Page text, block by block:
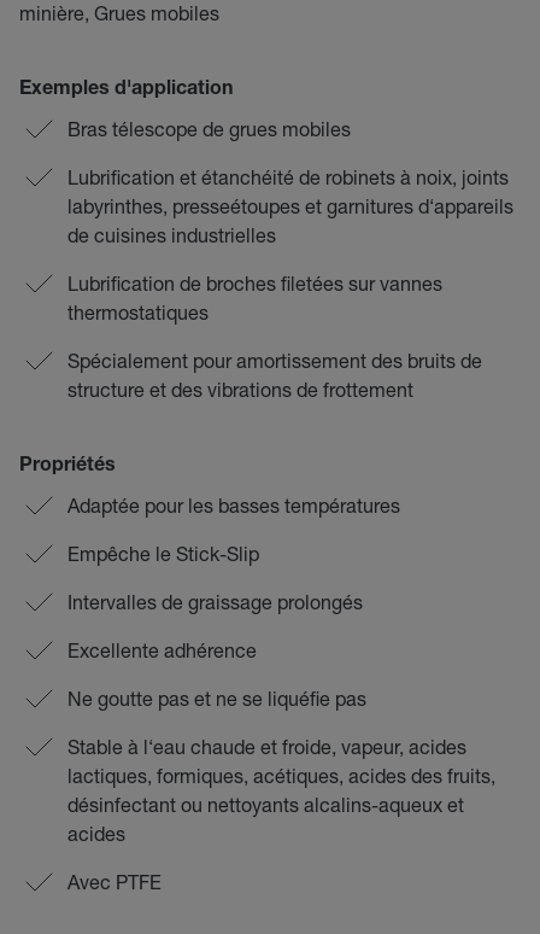
minière, Grues mobiles
Exemples d'application
Bras télescope de grues mobiles
Lubrification et étanchéité de robinets à noix, joints
labyrinthes, presseétoupes et garnitures d‘appareils
de cuisines industrielles
Lubrification de broches filetées sur vannes
thermostatiques
Spécialement pour amortissement des bruits de
structure et des vibrations de frottement
Propriétés
Adaptée pour les basses températures
Empêche le Stick-Slip
Intervalles de graissage prolongés
Excellente adhérence
Ne goutte pas et ne se liquéfie pas
Stable à l‘eau chaude et froide, vapeur, acides
lactiques, formiques, acétiques, acides des fruits,
désinfectant ou nettoyants alcalins-aqueux et
acides
Avec PTFE